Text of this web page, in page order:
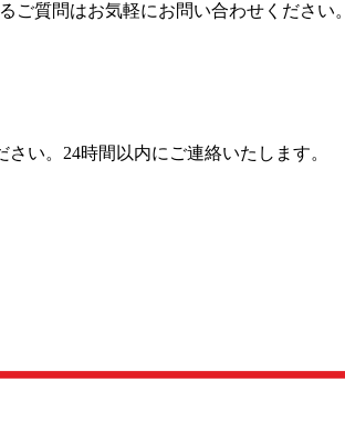
質問はお気軽にお問い合わせください。
い。24時間以内にご連絡いたします。